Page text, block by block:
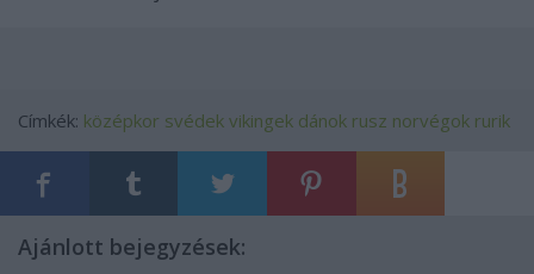
Címkék: középkor svédek vikingek dánok rusz norvégok rurik
Ajánlott bejegyzések: